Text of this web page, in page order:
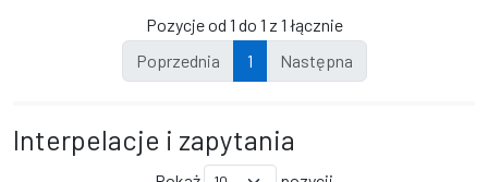
Pozycje od 1 do 1 z 1 łącznie
Poprzednia
1 Następna
Interpelacje i zapytania